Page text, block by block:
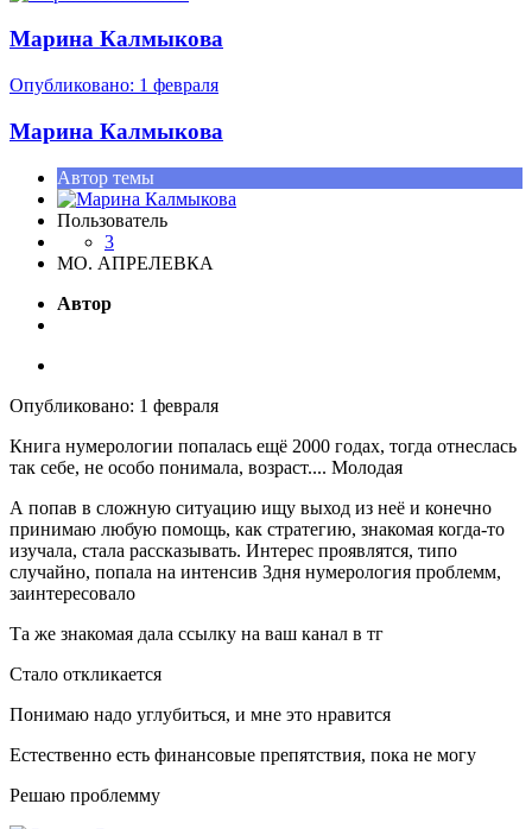
Марина Калмыкова
Опубликовано: 1 февраля
Марина Калмыкова
Автор темы
Пользователь
3
МО. АПРЕЛЕВКА
Автор
Опубликовано: 1 февраля
Книга нумерологии попалась ещё 2000 годах, тогда отнеслась
так себе, не особо понимала, возраст.... Молодая
А попав в сложную ситуацию ищу выход из неё и конечно
принимаю любую помощь, как стратегию, знакомая когда-то
изучала, стала рассказывать. Интерес проявлятся, типо
случайно, попала на интенсив 3дня нумерология проблемм,
заинтересовало
Та же знакомая дала ссылку на ваш канал в тг
Стало откликается
Понимаю надо углубиться, и мне это нравится
Естественно есть финансовые препятствия, пока не могу
Решаю проблемму